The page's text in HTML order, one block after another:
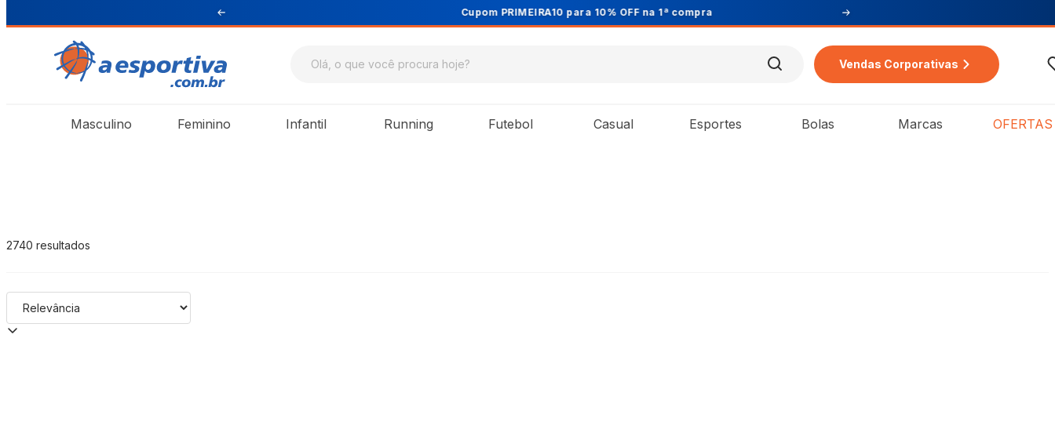
Cupom PRIMEIRA10 para 10% OFF na 1ª compra
Vendas Corporativas
Masculino Feminino Infantil Running Futebol Casual Esportes Bolas Marcas OFERTAS
2740 resultados